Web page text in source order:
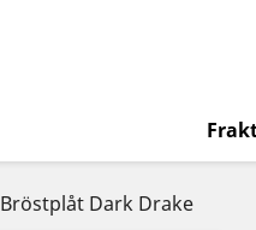
Bröstplåt Dark Drake